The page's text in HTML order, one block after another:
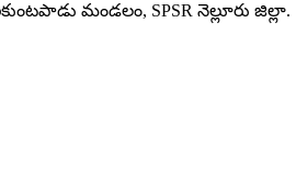
మండలం, SPSR నెల్లూరు జిల్లా.